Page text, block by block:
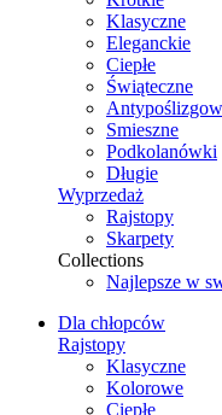
Klasyczne
Eleganckie
Ciepłe
Świąteczne
Smieszne
Podkolanówki
Długie
Wyprzedaż
Rajstopy
Skarpety
Collections
Najlepsze w
Dla chłopców
Rajstopy
Klasyczne
Kolorowe
Ciepłe